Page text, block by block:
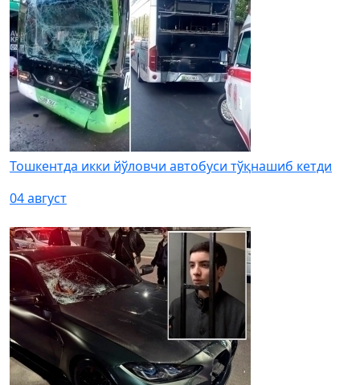
Тошкентда икки йўловчи автобуси тўқнашиб кетди
04 август